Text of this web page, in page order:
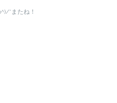
*またね！